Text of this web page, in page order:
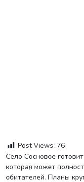
Post Views: 76
Село Сосновое готовится к масштабной трансформации,
которая может
обитателей. Планы